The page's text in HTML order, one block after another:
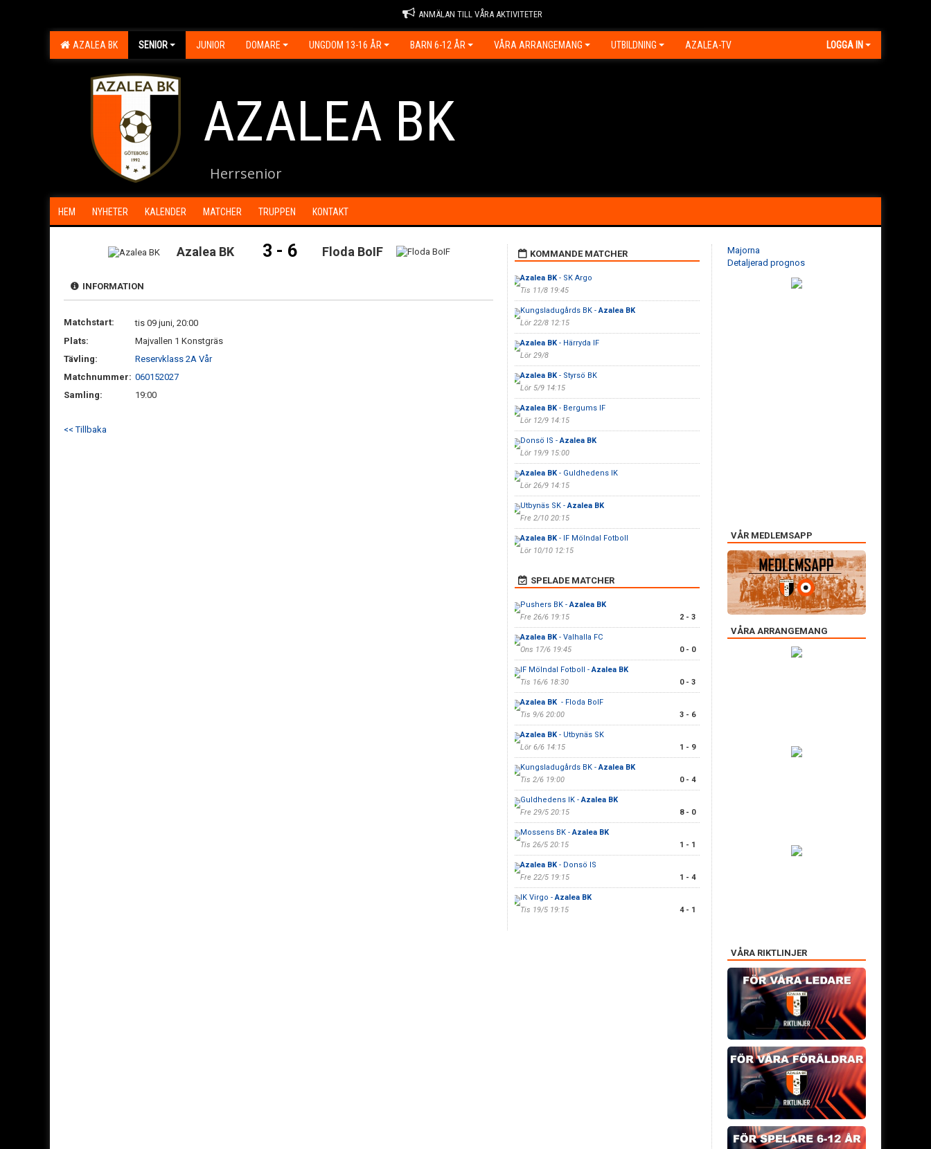
ANMÄLAN TILL VÅRA AKTIVITETER
AZALEA BK SENIOR JUNIOR DOMARE UNGDOM 13-16 ÅR BARN 6-12 ÅR VÅRA ARRANGEMANG UTBILDNING AZALEA-TV LOGGA IN
AZALEA BK
Herrsenior
HEM NYHETER KALENDER MATCHER TRUPPEN KONTAKT
Azalea BK 3 - 6 Floda BoIF
INFORMATION
Matchstart:
tis 09 juni, 20:00
Plats:
Majvallen 1 Konstgräs
Tävling:
Reservklass 2A Vår
Matchnummer: 060152027
Samling:
19:00
<< Tillbaka
KOMMANDE MATCHER
Azalea BK- SK Argo
Tis 11/8 19:45
Kungsladugårds BK -Azalea BK
Lör 22/8 12:15
Azalea BK- Härryda IF
Lör 29/8
Azalea BK- Styrsö BK
Lör 5/9 14:15
Azalea BK- Bergums IF
Lör 12/9 14:15
Donsö IS -Azalea BK
Lör 19/9 15:00
Azalea BK- Guldhedens IK
Lör 26/9 14:15
Utbynäs SK -Azalea BK
Fre 2/10 20:15
Azalea BK- IF Mölndal Fotboll
Lör 10/10 12:15
SPELADE MATCHER
Pushers BK -Azalea BK
Fre 26/6 19:15
2 - 3
Azalea BK- Valhalla FC
Ons 17/6 19:45
0 - 0
IF Mölndal Fotboll -Azalea BK
Tis 16/6 18:30
0 - 3
Azalea BK - Floda BoIF
Tis 9/6 20:00
3 - 6
Azalea BK- Utbynäs SK
Lör 6/6 14:15
1 - 9
Kungsladugårds BK -Azalea BK
Tis 2/6 19:00
0 - 4
Guldhedens IK -Azalea BK
Fre 29/5 20:15
8 - 0
Mossens BK -Azalea BK
Tis 26/5 20:15
1 - 1
Azalea BK- Donsö IS
Fre 22/5 19:15
1 - 4
IK Virgo -Azalea BK
Tis 19/5 19:15
4 - 1
Majorna
Detaljerad prognos
VÅR MEDLEMSAPP
VÅRA ARRANGEMANG
VÅRA RIKTLINJER